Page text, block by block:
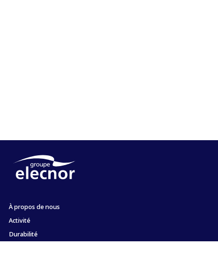
À propos de nous
Activité
Durabilité